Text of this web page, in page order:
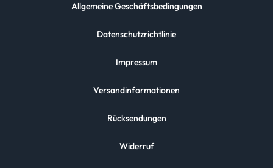
Allgemeine Geschäftsbedingungen
Datenschutzrichtlinie
Impressum
Versandinformationen
Rücksendungen
Widerruf